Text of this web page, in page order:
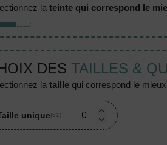
la teinte qui correspond le
DES TAILLES &
la taillequi correspond le
unique(61)